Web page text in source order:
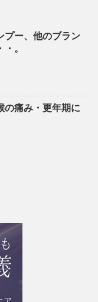
プー、他のブラン
。
の痛み・更年期に